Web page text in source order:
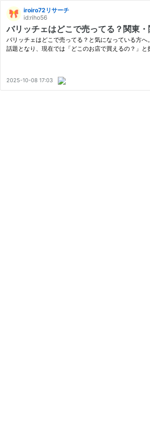
iroiro72リサーチ
id:riho56
バリッチェはどこで売ってる？関東
バリッチェはどこで売ってる？と気になっている方
話題となり、現在では「どこのお店で買えるの？」
2025-10-08 17:03